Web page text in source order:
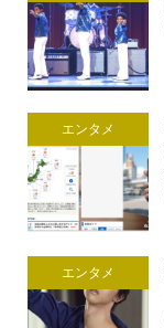
エンタメ
エンタメ